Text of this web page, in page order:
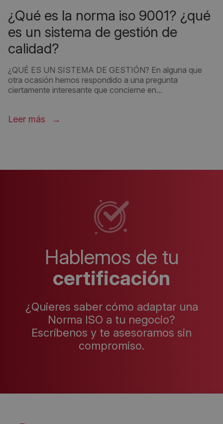
¿qué es la norma iso 9001? ¿qué
es un sistema de gestión de
calidad?
¿QUÉ ES UN SISTEMA DE GESTIÓN? En alguna que
otra ocasión hemos respondido a una pregunta
ciertamente interesante que concierne en...
Leer más
Hablemos de tu
certificación
¿Quieres saber cómo adaptar una
Norma ISO a tu negocio?
Escríbenos y te asesoramos sin
compromiso.